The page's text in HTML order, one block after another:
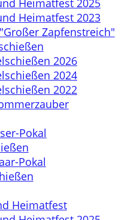
Heimatfest 2025
Heimatfest 2023
Zapfenstreich"
2026
2024
2022
Pokal
Pokal
Heimatfest